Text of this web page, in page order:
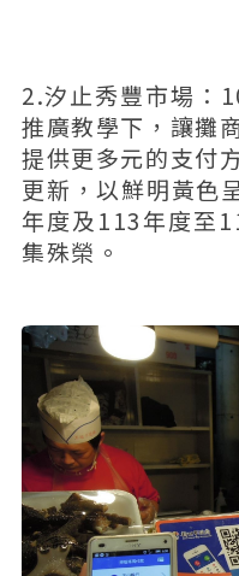
2.汐止秀豐市場：
推廣教學下，讓攤
提供更多元的支付
更新，以鮮明黃色
年度及113年度至
集殊榮。